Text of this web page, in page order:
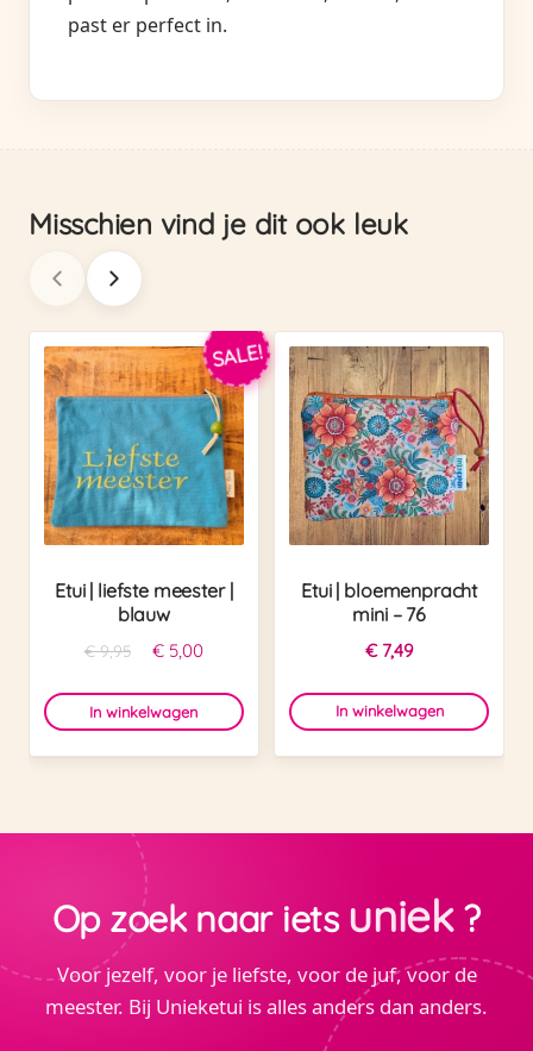
past er perfect in.
Misschien vind je dit ook leuk
Etui | liefste meester |
blauw
SALE!
€9,95
Oorspronkelijke
was:
€5,00Huidige
In winkelwagen
Etui | bloemenpracht
mini – 76
€7,49
In winkelwagen
Op zoek naar iets uniek?
Voor jezelf, voor je liefste, voor de juf, voor de
meester. Bij Unieketui is alles anders dan anders.